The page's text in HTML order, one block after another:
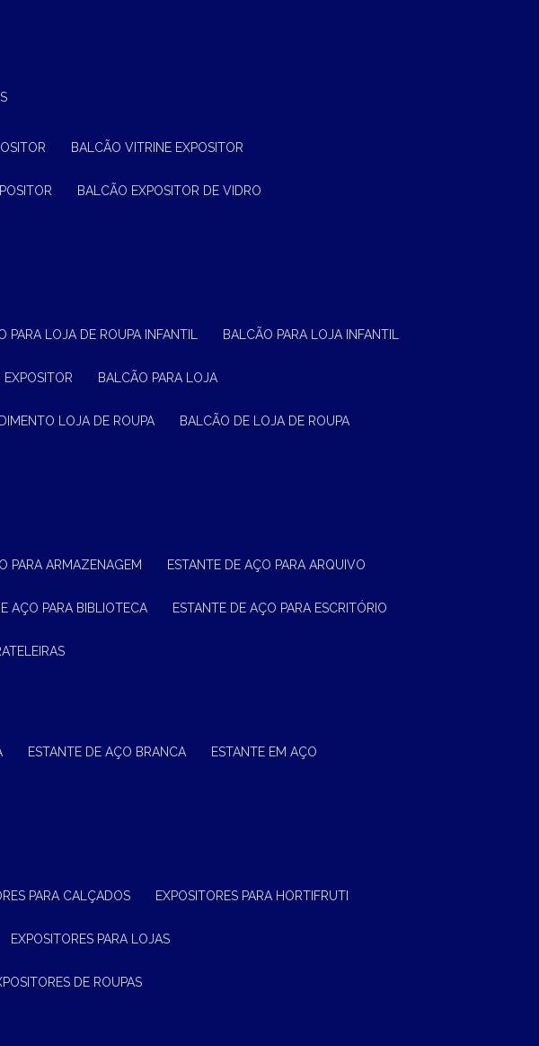
BALCÃO VITRINE EXPOSITOR
BALCÃO EXPOSITOR DE VIDRO
PARA LOJA DE ROUPA INFANTIL BALCÃO PARA LOJA INFANTIL
EXPOSITOR BALCÃO PARA LOJA
LOJA DE ROUPA BALCÃO DE LOJA DE ROUPA
PARA ARMAZENAGEM ESTANTE DE AÇO PARA ARQUIVO
AÇO PARA BIBLIOTECA ESTANTE DE AÇO PARA ESCRITÓRIO
ESTANTE DE AÇO BRANCA ESTANTE EM AÇO
PARA CALÇADOS EXPOSITORES PARA HORTIFRUTI
EXPOSITORES PARA LOJAS
DE ROUPAS